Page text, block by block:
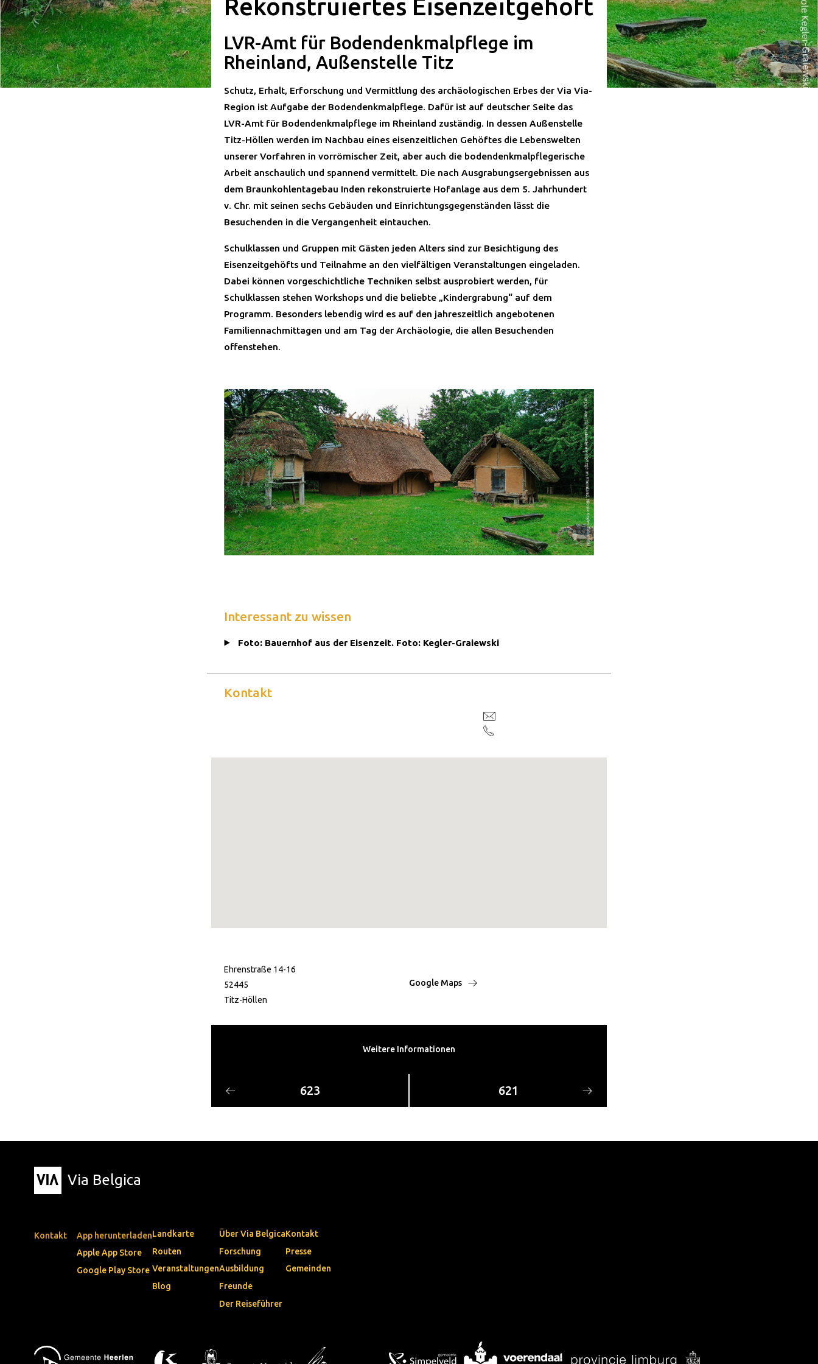
Rekonstruiertes Eisenzeitgehöft
LVR-Amt für Bodendenkmalpflege im
Rheinland, Außenstelle Titz
Schutz, Erhalt, Erforschung und Vermittlung des archäologischen Erbes der Via Via-
Region ist Aufgabe der Bodendenkmalpflege. Dafür ist auf deutscher Seite das
LVR-Amt für Bodendenkmalpflege im Rheinland zuständig. In dessen Außenstelle
Titz-Höllen werden im Nachbau eines eisenzeitlichen Gehöftes die Lebenswelten
unserer Vorfahren in vorrömischer Zeit, aber auch die bodendenkmalpflegerische
Arbeit anschaulich und spannend vermittelt. Die nach Ausgrabungsergebnissen aus
dem Braunkohlentagebau Inden rekonstruierte Hofanlage aus dem 5. Jahrhundert
v. Chr. mit seinen sechs Gebäuden und Einrichtungsgegenständen lässt die
Besuchenden in die Vergangenheit eintauchen.
Schulklassen und Gruppen mit Gästen jeden Alters sind zur Besichtigung des
Eisenzeitgehöfts und Teilnahme an den vielfältigen Veranstaltungen eingeladen.
Dabei können vorgeschichtliche Techniken selbst ausprobiert werden, für
Schulklassen stehen Workshops und die beliebte „Kindergrabung“ auf dem
Programm. Besonders lebendig wird es auf den jahreszeitlich angebotenen
Familiennachmittagen und am Tag der Archäologie, die allen Besuchenden
offenstehen.
Interessant zu wissen
Foto: Bauernhof aus der Eisenzeit. Foto: Kegler-Graiewski
Kontakt
Ehrenstraße 14-16
52445
Titz-Höllen
Google Maps
Weitere Informationen
623 621
Via Belgica
Kontakt
App herunterladen
Apple App Store
Google Play Store
Landkarte
Routen
Veranstaltungen
Blog
Über Via Belgica
Forschung
Ausbildung
Freunde
Der Reiseführer
Kontakt
Presse
Gemeinden